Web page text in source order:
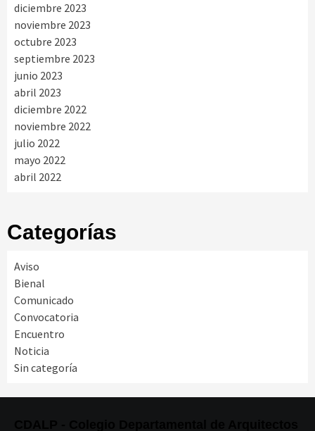
diciembre 2023
noviembre 2023
octubre 2023
septiembre 2023
junio 2023
abril 2023
diciembre 2022
noviembre 2022
julio 2022
mayo 2022
abril 2022
Categorías
Aviso
Bienal
Comunicado
Convocatoria
Encuentro
Noticia
Sin categoría